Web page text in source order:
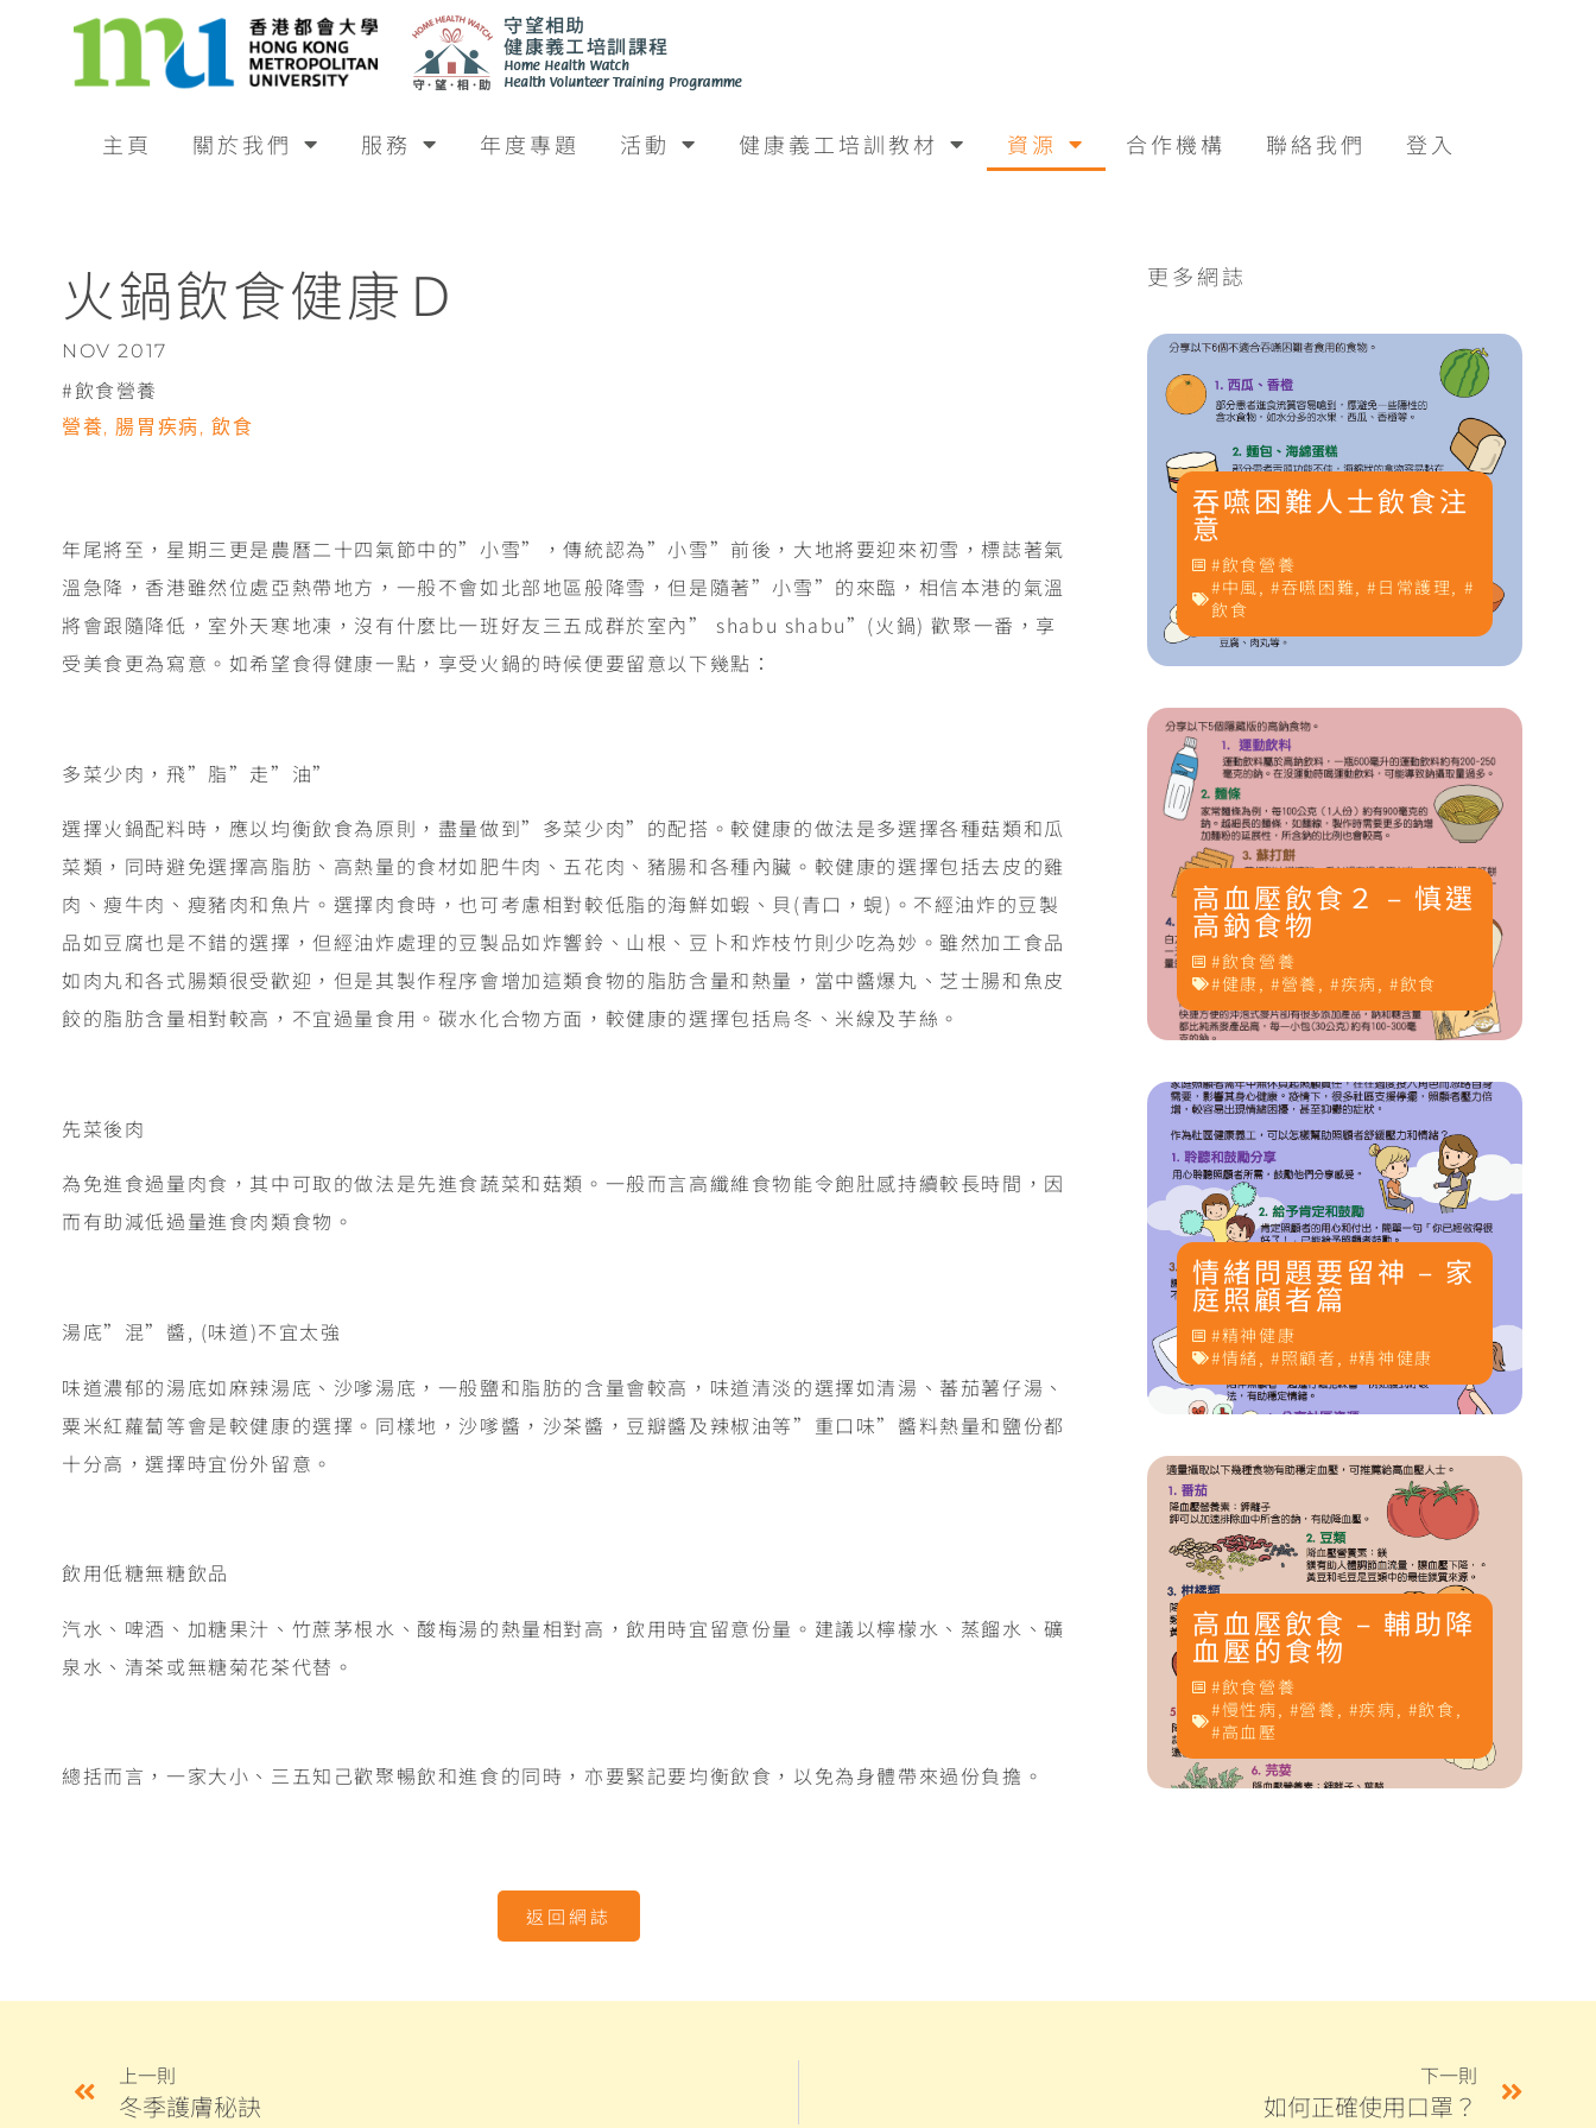
主頁 關於我們 服務 年度專題 活動 健康義工培訓教材 資源 合作機構 聯絡我們 登入
火鍋飲食健康Ｄ
NOV 2017
飲食營養
營養, 腸胃疾病,飲食
年尾將至，星期三更是農曆二十四氣節中的”小雪”，傳統認為”小雪”前後，大地將要迎來初雪，標誌著氣
溫急降，香港雖然位處亞熱帶地方，一般不會如北部地區般降雪，但是隨著”小雪”的來臨，相信本港的氣溫
將會跟隨降低，室外天寒地凍，沒有什麼比一班好友三五成群於室內” shabu shabu”(火鍋) 歡聚一番，享
受美食更為寫意。如希望食得健康一點，享受火鍋的時候便要留意以下幾點：
多菜少肉，飛”脂”走”油”
選擇火鍋配料時，應以均衡飲食為原則，盡量做到”多菜少肉”的配搭。較健康的做法是多選擇各種菇類和瓜
菜類，同時避免選擇高脂肪、高熱量的食材如肥牛肉、五花肉、豬腸和各種內臟。較健康的選擇包括去皮的雞
肉、瘦牛肉、瘦豬肉和魚片。選擇肉食時，也可考慮相對較低脂的海鮮如蝦、貝(青口，蜆)。不經油炸的豆製
品如豆腐也是不錯的選擇，但經油炸處理的豆製品如炸響鈴、山根、豆卜和炸枝竹則少吃為妙。雖然加工食品
如肉丸和各式腸類很受歡迎，但是其製作程序會增加這類食物的脂肪含量和熱量，當中醬爆丸、芝士腸和魚皮
餃的脂肪含量相對較高，不宜過量食用。碳水化合物方面，較健康的選擇包括烏冬、米線及芋絲。
先菜後肉
為免進食過量肉食，其中可取的做法是先進食蔬菜和菇類。一般而言高纖維食物能令飽肚感持續較長時間，因
而有助減低過量進食肉類食物。
湯底”混”醬, (味道)不宜太強
味道濃郁的湯底如麻辣湯底、沙嗲湯底，一般鹽和脂肪的含量會較高，味道清淡的選擇如清湯、蕃茄薯仔湯、
粟米紅蘿蔔等會是較健康的選擇。同樣地，沙嗲醬，沙茶醬，豆瓣醬及辣椒油等”重口味”醬料熱量和鹽份都
十分高，選擇時宜份外留意。
飲用低糖無糖飲品
汽水、啤酒、加糖果汁、竹蔗茅根水、酸梅湯的熱量相對高，飲用時宜留意份量。建議以檸檬水、蒸餾水、礦
泉水、清茶或無糖菊花茶代替。
總括而言，一家大小、三五知己歡聚暢飲和進食的同時，亦要緊記要均衡飲食，以免為身體帶來過份負擔。
返回網誌
更多網誌
吞嚥困難人士飲食注
意
飲食營養
中風, 吞嚥困難, 日常護理,
飲食
高血壓飲食２ – 慎選
高鈉食物
飲食營養
健康, 營養 , 疾病, 飲食
情緒問題要留神 – 家
庭照顧者篇
精神健康
情緒, 照顧者 , 精神健康
高血壓飲食 – 輔助降
血壓的食物
飲食營養
慢性病, 營養 , 疾病, 飲食,
高血壓
上一則
冬季護膚秘訣
下一則
如何正確使用口罩？